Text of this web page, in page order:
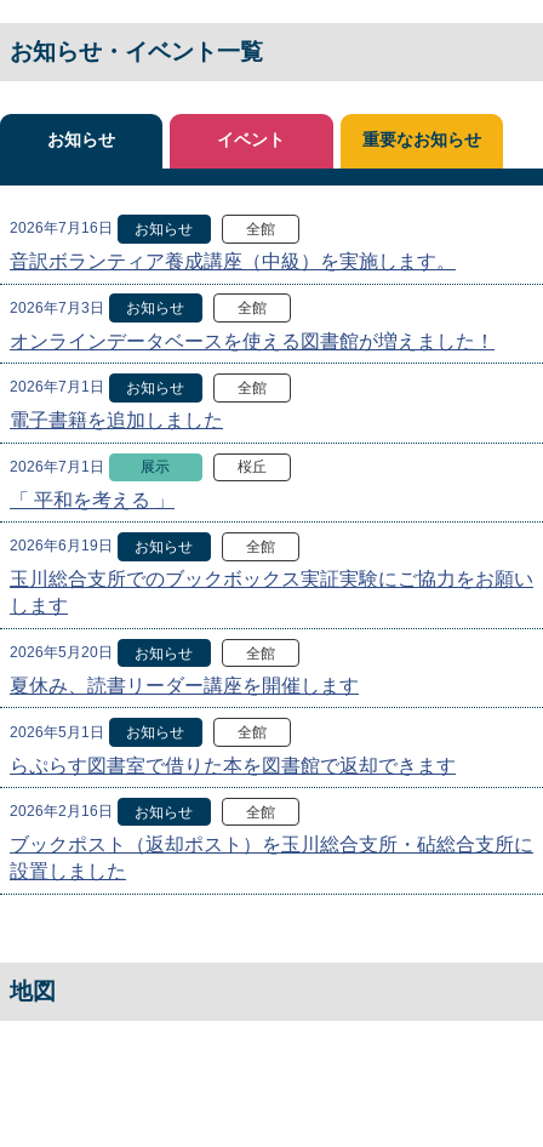
お知らせ・イベント一覧
お知らせ
2026年7月16日 お知らせ 全館
音訳ボランティア養成講座（中級）を実施します。
2026年7月3日 お知らせ 全館
オンラインデータベースを使える図書館が増えました！
2026年7月1日 お知らせ 全館
電子書籍を追加しました
2026年7月1日 展示 桜丘
「 平和を考える 」
2026年6月19日 お知らせ 全館
玉川総合支所でのブックボックス実証実験にご協力をお願い
します
2026年5月20日 お知らせ 全館
夏休み、読書リーダー講座を開催します
2026年5月1日 お知らせ 全館
らぷらす図書室で借りた本を図書館で返却できます
2026年2月16日 お知らせ 全館
ブックポスト（返却ポスト）を玉川総合支所・砧総合支所に
設置しました
イベント 重要なお知らせ
地図